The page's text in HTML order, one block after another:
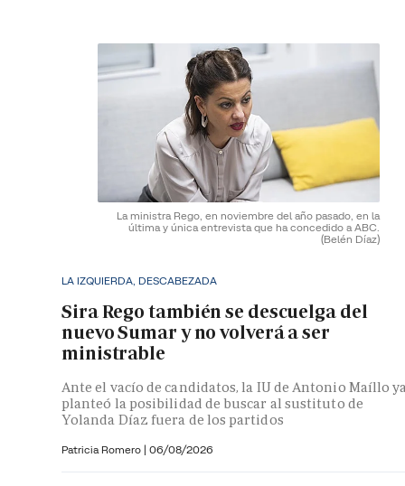
La ministra Rego, en noviembre del año pasado, en la
última y única entrevista que ha concedido a ABC.
(Belén Díaz)
LA IZQUIERDA, DESCABEZADA
Sira Rego también se descuelga del
nuevo Sumar y no volverá a ser
ministrable
Ante el vacío de candidatos, la IU de Antonio Maíllo
planteó la posibilidad de buscar al sustituto de
Yolanda Díaz fuera de los partidos
Patricia Romero | 06/08/2026